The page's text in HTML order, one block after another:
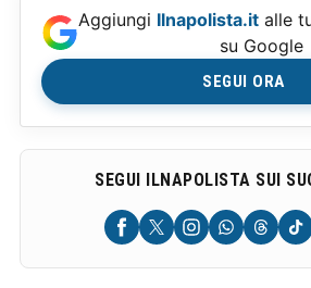
Aggiungi Ilnapolista.it alle
su Google
SEGUI ORA
SEGUI ILNAPOLISTA SUI